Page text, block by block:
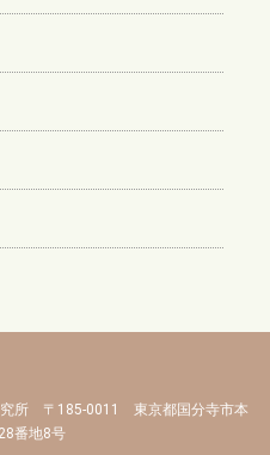
所 〒185-0011 東京都国分寺市本
番地8号